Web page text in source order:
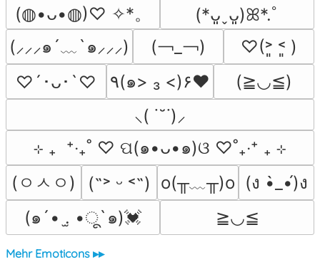
(◍•ᴗ•◍)♡ ✧*。
(*ᴗ͈ˬᴗ͈)ꕤ*.ﾟ
(⸝⸝⸝๑´﹏`๑⸝⸝⸝)
(￢_￢)
♡(˃͈ ˂͈ )
♡´･ᴗ･`♡
٩(๑> ₃ <)۶♥
(≧◡≦)
⸜( ˙˘˙)⸝
⊹ ₊  ⁺‧₊˚ ♡ ପ(๑•ᴗ•๑)ଓ ♡˚₊‧⁺ ₊ ⊹
(ㅇㅅㅇ)
(˶˃ ᵕ ˂˶) o(╥﹏╥)o (ง •̀_•́)ง
(๑´• .̫ •ू`๑)💓
≧◡≦
Mehr Emoticons ▸▸